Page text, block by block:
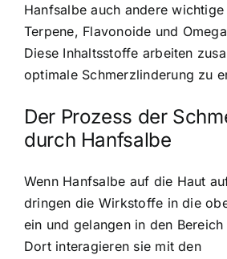
Hanfsalbe auch andere
Terpene, Flavonoide und
Diese Inhaltsstoffe arbeiten
optimale Schmerzlinderung zu
Der Prozess der
durch Hanfsalbe
Wenn Hanfsalbe auf die Haut
dringen die Wirkstoffe in die
ein und gelangen in den
Dort interagieren sie mit den